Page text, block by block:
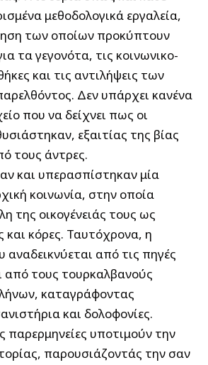
μεθοδολογικά εργαλεία,
των οποίων προκύπτουν
τα γεγονότα, τις κοινωνικο-
και τις αντιλήψεις των
Δεν υπάρχει κανένα
που να δείχνει πως οι
εξαιτίας της βίας
τους άντρες.
και υπερασπίστηκαν μία
κοινωνία, στην οποία
της οικογένειάς τους ως
και κόρες. Ταυτόχρονα, η
αναδεικνύεται από τις πηγές
από τους τουρκαλβανούς
καταγράφοντας
και δολοφονίες.
παρερμηνείες υποτιμούν την
παρουσιάζοντάς την σαν